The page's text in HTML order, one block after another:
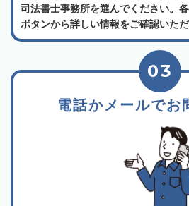
司法書士事務所を選んでください。
ボタンから詳しい情報をご確認いただ
電話かメールでお
03